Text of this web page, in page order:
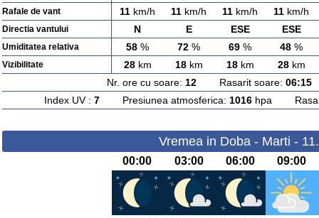
Rafale de vant 11 km/h 11 km/h 11 km/h 11 km/h
Directia vantului N E ESE ESE
Umiditatea relativa 58 % 72 % 69 % 48 %
Vizibilitate 28km 18km 18km 28km
Nr. ore cu soare: 12Rasarit soare: 06:15
Index UV : 7Presiunea atmosferica: 1016hpa
Vremea in Doba - Marti -
00:00 03:00 06:00 09:00